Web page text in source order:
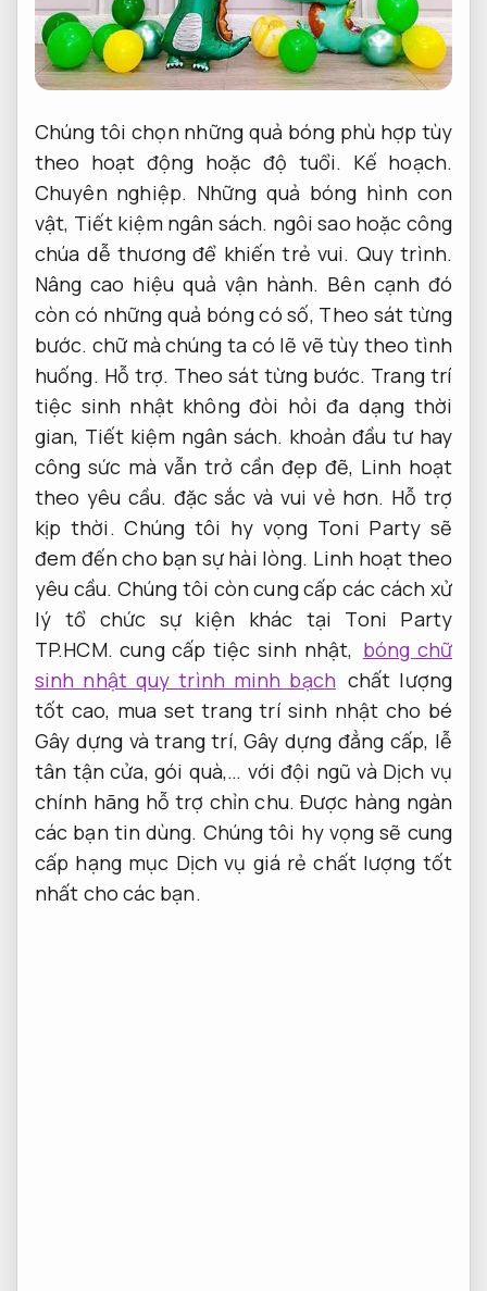
Chúng tôi chọn những quả bóng phù hợp tùy
theo hoạt động hoặc độ tuổi. Kế hoạch.
Chuyên nghiệp. Những quả bóng hình con
vật, Tiết kiệm ngân sách. ngôi sao hoặc công
chúa dễ thương để khiến trẻ vui. Quy trình.
Nâng cao hiệu quả vận hành. Bên cạnh đó
còn có những quả bóng có số, Theo sát từng
bước. chữ mà chúng ta có lẽ vẽ tùy theo tình
huống. Hỗ trợ. Theo sát từng bước. Trang trí
tiệc sinh nhật không đòi hỏi đa dạng thời
gian, Tiết kiệm ngân sách. khoản đầu tư hay
công sức mà vẫn trở cần đẹp đẽ, Linh hoạt
theo yêu cầu. đặc sắc và vui vẻ hơn. Hỗ trợ
kịp thời. Chúng tôi hy vọng Toni Party sẽ
đem đến cho bạn sự hài lòng. Linh hoạt theo
yêu cầu. Chúng tôi còn cung cấp các cách xử
lý tổ chức sự kiện khác tại Toni Party
TP.HCM. cung cấp tiệc sinh nhật, bóng chữ
sinh nhật quy trình minh bạch chất lượng
tốt cao, mua set trang trí sinh nhật cho bé
Gây dựng và trang trí, Gây dựng đẳng cấp, lễ
tân tận cửa, gói quà,… với đội ngũ và Dịch vụ
chính hãng hỗ trợ chỉn chu. Được hàng ngàn
các bạn tin dùng. Chúng tôi hy vọng sẽ cung
cấp hạng mục Dịch vụ giá rẻ chất lượng tốt
nhất cho các bạn.